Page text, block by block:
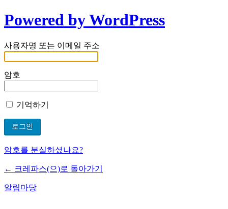
Powered by WordPress
사용자명 또는 이메일 주소
암호
기억하기
암호를 분실하셨나요?
← 크레파스(으)로 돌아가기
알림마당